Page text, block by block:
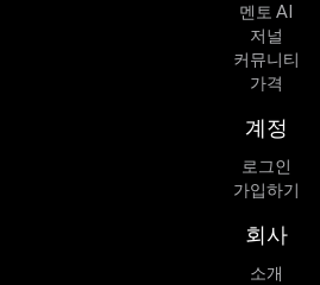
멘토 AI
저널
커뮤니티
가격
계정
로그인
가입하기
회사
소개